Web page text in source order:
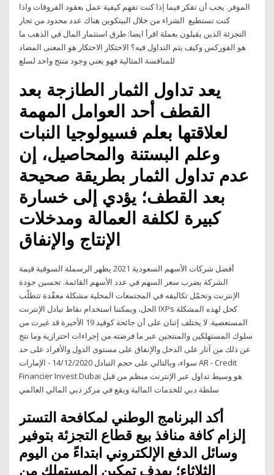
الموفر. يجب أن تفكر فيما إذا كنت تفهم كيفية عمل بعقود الفروقات واذا
كنت تستطيع الشراء من خلال البيتكوين هناك عدد محدود من تجار
التجزئة الذين يقبلون بعملة اقرأ ايضا: طرق استثمار المال في الذهب ما
هو الفوركس وكيف يتم التداول فيه؟ الاحتكار الاحتكار هو المعنى المضاد
للمنافسة المثالية فهو يعني وجود منتج واحد لسلع
يعد تداول الثمار الطازجة بعد
القطف أحد العوامل المهمة
لعلاقتها بعلم فسيولوجيا النبات
وعلم البستنة والمحاصيل، إن
عدم تداول الثمار بطريقة صحيحة
بعد القطف؛ يؤدي إلى خسارة
كبيرة لكلفة العمالة ومدخلات
الإنتاج والإنفاق
أفضل شركات الأسهم السعودية 2021 يظهر الرسملة السوقية قيمة
الشركة بضرب سعر السهم في عدد الأسهم القائمة. تحسين جودة
الإنترنت وتحمّل تكاليفه في المجتمعات المحلية مشكلة معقّدة تتطلّب
الحل، ويمكننا استخدام نقاط تبادل الإنترنت IXPs كحل لهذه المشكلة
المستعصية. لا يختلف إثنان على أن جائحة كوفيد 19 الأخيرة قد غيرت من
سلوك المستهلكين والمنتجين عبر ما فرضته من إجراءات احترازية وما نتج
عن ذلك من آثار على الدخل والإنفاق على مستوى الدول والأفراد على حد
سواء، وبالتالي على حجم التبادل 14/12/2020 - الإمارات AR - Credit
Financier Invest Dubai هو وسيط تداول عبر الإنترنت منظم من قبل
سلطة دبي للخدمات المالية ويقع في مركز دبي المالي العالمي
أكد البرنامج الوطني لمكافحة التستر
إلزام كافة منافذ بيع قطاع التجزئة بتوفير
وسائل الدفع الإلكتروني ابتداءً من اليوم
الثلاثاء؛ بهدف تمكين المستهلك من